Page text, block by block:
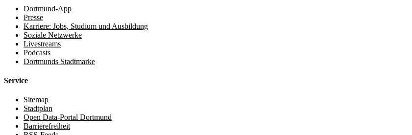
Dortmund-App
Presse
Karriere: Jobs, Studium und Ausbildung
Soziale Netzwerke
Livestreams
Podcasts
Dortmunds Stadtmarke
Service
Sitemap
Stadtplan
Open Data-Portal Dortmund
Barrierefreiheit